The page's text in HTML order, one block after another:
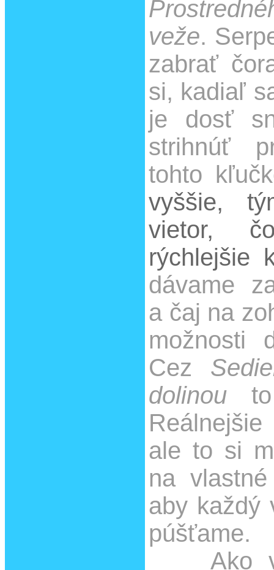
veže.
zabrať
si, kadiaľ
je dosť
strihnúť
tohto
vyššie,
vietor,
rýchlejšie
dávame
a čaj na
možnosti
Cez
dolinou to
ale to si
na
aby každý
púšťame.
Ako